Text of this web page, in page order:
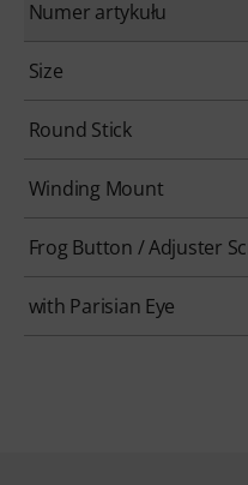
Numer artykułu
Size
Round Stick
Winding Mount
Frog Button / Adjuster
with Parisian Eye